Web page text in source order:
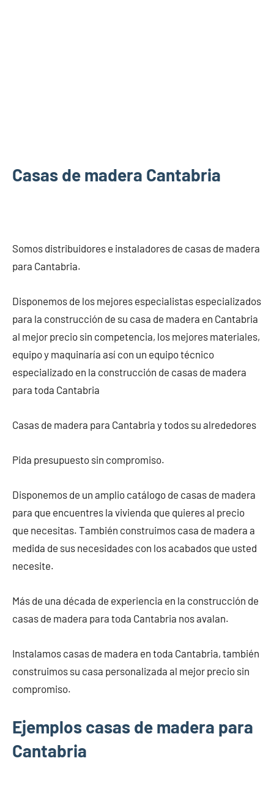
Casas de madera Cantabria
Somos distribuidores e instaladores de casas de madera
para Cantabria.
Disponemos de los mejores especialistas especializados
para la construcción de su casa de madera en Cantabria
al mejor precio sin competencia, los mejores materiales,
equipo y maquinaría así con un equipo técnico
especializado en la construcción de casas de madera
para toda Cantabria
Casas de madera para Cantabria y todos su alrededores
Pida presupuesto sin compromiso.
Disponemos de un amplio catálogo de casas de madera
para que encuentres la vivienda que quieres al precio
que necesitas. También construimos casa de madera a
medida de sus necesidades con los acabados que usted
necesite.
Más de una década de experiencia en la construcción de
casas de madera para toda Cantabria nos avalan.
Instalamos casas de madera en toda Cantabria, también
construimos su casa personalizada al mejor precio sin
compromiso.
Ejemplos casas de madera para
Cantabria